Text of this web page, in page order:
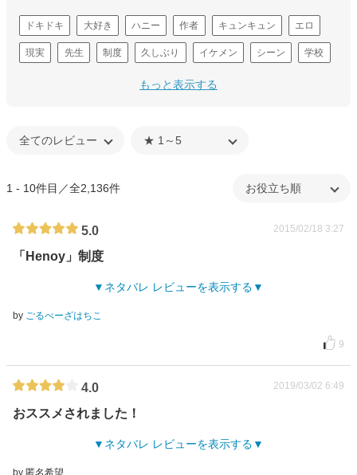
ドキドキ 大好き ハニー 作者 キュンキュン エロ
現実 先生 制度 久しぶり イケメン シーン 学校
もっと表示する
1 - 10件目／全2,136件
5.0 2015/02/18 3:27
「Henoy」制度
ネタバレ レビューを表示する
by ごるべーざはちこ
9
4.0 2019/03/02 6:49
おススメされました！
ネタバレ レビューを表示する
by 匿名希望